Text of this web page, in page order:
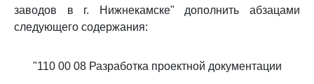
заводов в г. Нижнекамске" дополнить абзацами
следующего содержания:
"110 00 08 Разработка проектной документации